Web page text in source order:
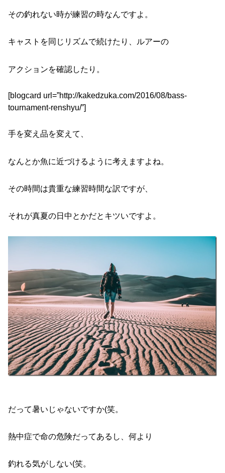
その釣れない時が練習の時なんですよ。
キャストを同じリズムで続けたり、ルアーの
アクションを確認したり。
[blogcard url=”http://kakedzuka.com/2016/08/bass-
tournament-renshyu/”]
手を変え品を変えて、
なんとか魚に近づけるように考えますよね。
その時間は貴重な練習時間な訳ですが、
それが真夏の日中とかだとキツいですよ。
だって暑いじゃないですか(笑。
熱中症で命の危険だってあるし、何より
釣れる気がしない(笑。